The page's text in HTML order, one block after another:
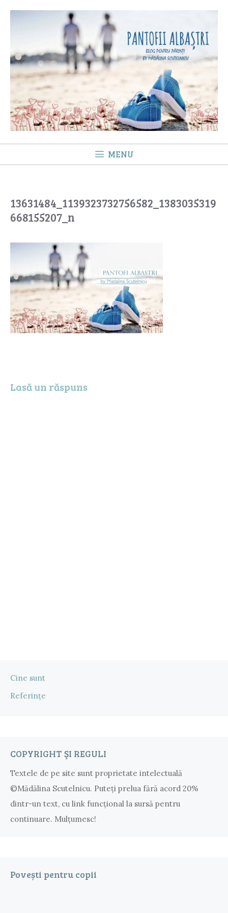
Sari
MENU
13631484_1139323732756582_1383035319
668155207_n
Lasă un răspuns
Cine sunt
Referințe
COPYRIGHT ŞI REGULI
Textele de pe site sunt proprietate intelectuală
©Mădălina Scutelnicu. Puteţi prelua fără acord 20%
dintr-un text, cu link funcţional la sursă pentru
continuare. Mulțumesc!
Povești pentru copii